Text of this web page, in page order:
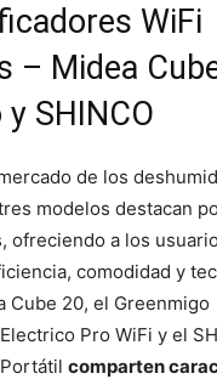
WiFi
– Midea
SHINCO
de los
modelos destacan
ofreciendo a los
comodidad y
Cube 20, el Greenmigo
Pro WiFi y el
comparten